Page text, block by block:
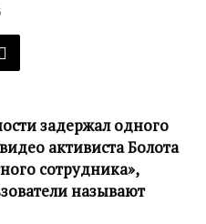
задержал одного
активиста Болота
сотрудника»,
называют